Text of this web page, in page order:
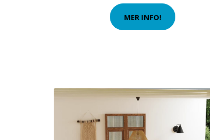
MER INFO!